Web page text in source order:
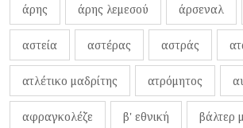
άρης άρης λεμεσού άρσεναλ
αστεία αστέρας αστράς
ατλέτικο μαδρίτης ατρόμητος
αφραγκολέζε β' εθνική βάλτερ